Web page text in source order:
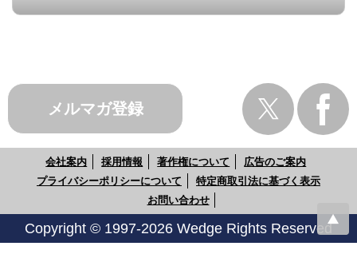
メルマガ登録
会社案内 採用情報 著作権について
広告のご案内
プライバシーポリシーについて
特定商取引法に基づく表示
お問い合わせ
Copyright © 1997-2026 Wedge Rights Reserved